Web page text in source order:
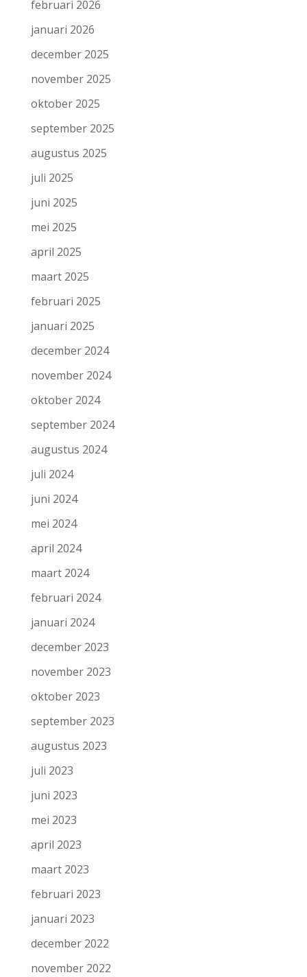
februari 2026
januari 2026
december 2025
november 2025
oktober 2025
september 2025
augustus 2025
juli 2025
juni 2025
mei 2025
april 2025
maart 2025
februari 2025
januari 2025
december 2024
november 2024
oktober 2024
september 2024
augustus 2024
juli 2024
juni 2024
mei 2024
april 2024
maart 2024
februari 2024
januari 2024
december 2023
november 2023
oktober 2023
september 2023
augustus 2023
juli 2023
juni 2023
mei 2023
april 2023
maart 2023
februari 2023
januari 2023
december 2022
november 2022